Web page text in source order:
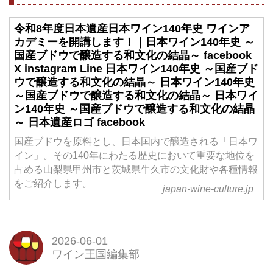
令和8年度日本遺産日本ワイン140年史 ワインア
カデミーを開講します！｜日本ワイン140年史 ～
国産ブドウで醸造する和文化の結晶～ facebook
X instagram Line 日本ワイン140年史 ～国産ブド
ウで醸造する和文化の結晶～ 日本ワイン140年史
～国産ブドウで醸造する和文化の結晶～ 日本ワイ
ン140年史 ～国産ブドウで醸造する和文化の結晶
～ 日本遺産ロゴ facebook
国産ブドウを原料とし、日本国内で醸造される「日本ワ
イン」。その140年にわたる歴史において重要な地位を
占める山梨県甲州市と茨城県牛久市の文化財や各種情報
をご紹介します。
japan-wine-culture.jp
2026-06-01
ワイン王国編集部